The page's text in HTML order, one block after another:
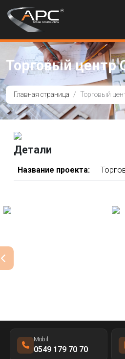
Торговый центр
Главная страница Торговый
Детали
Название проекта:
Mobil
0549 179 70 70